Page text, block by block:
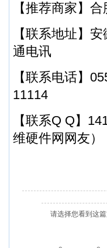
【推荐商家】
【联系地址】
通电讯
【联系电话】
11114
【联系Q Q】
维硬件网网友）
请选择您看到这